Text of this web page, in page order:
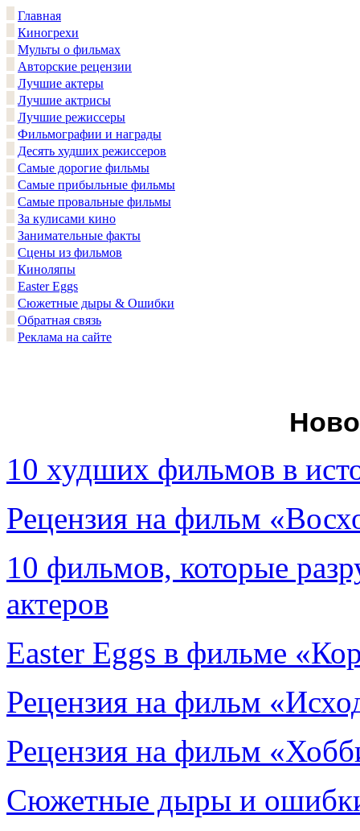
Главная
Киногрехи
Мульты о фильмах
Авторские рецензии
Лучшие актеры
Лучшие актрисы
Лучшие режиссеры
Фильмографии и награды
Десять худших режиссеров
Самые дорогие фильмы
Самые прибыльные фильмы
Самые провальные фильмы
За кулисами кино
Занимательные факты
Сцены из фильмов
Киноляпы
Easter Eggs
Сюжетные дыры & Ошибки
Обратная связь
Реклама на сайте
10 худших фильмов в
Рецензия на фильм
10 фильмов, которые
актеров
Easter Eggs в фильме
Рецензия на фильм
Рецензия на фильм
Сюжетные дыры и